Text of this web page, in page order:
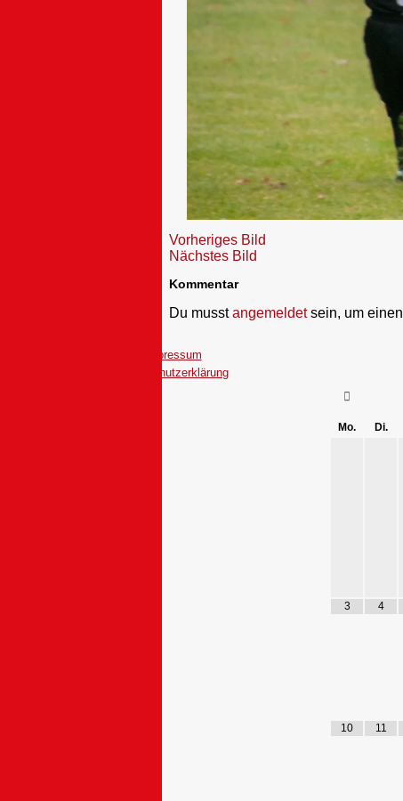
Vorheriges Bild
Nächstes Bild
Kommentar
Du musstangemeldetsein, um
Impressum
Datenschutzerklärung
Mo. Di.
3 4
10 11